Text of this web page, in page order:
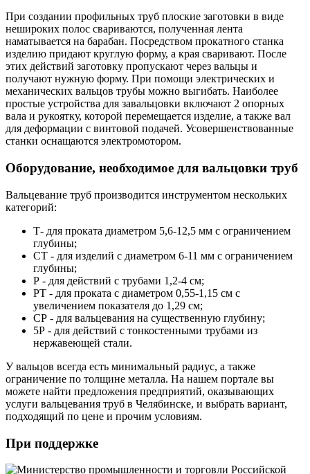
При создании профильных труб плоские заготовки в виде
нешироких полос свариваются, полученная лента
наматывается на барабан. Посредством прокатного станка
изделию придают круглую форму, а края сваривают. После
этих действий заготовку пропускают через вальцы и
получают нужную форму. При помощи электрических и
механических вальцов трубы можно выгибать. Наиболее
простые устройства для завальцовки включают 2 опорных
вала и рукоятку, которой перемещается изделие, а также вал
для деформации с винтовой подачей. Усовершенствованные
станки оснащаются электромотором.
Оборудование, необходимое для вальцовки труб
Вальцевание труб производится инструментом нескольких
категорий:
Т- для проката диаметром 5,6-12,5 мм с ограничением
глубины;
СТ - для изделий с диаметром 6-11 мм с ограничением
глубины;
Р - для действий с трубами 1,2-4 см;
РТ - для проката с диаметром 0,55-1,15 см с
увеличением показателя до 1,29 см;
СР - для вальцевания на существенную глубину;
5Р - для действий с тонкостенными трубами из
нержавеющей стали.
У вальцов всегда есть минимальный радиус, а также
ограничение по толщине металла. На нашем портале вы
можете найти предложения предприятий, оказывающих
услуги вальцевания труб в Челябинске, и выбрать вариант,
подходящий по цене и прочим условиям.
При поддержке